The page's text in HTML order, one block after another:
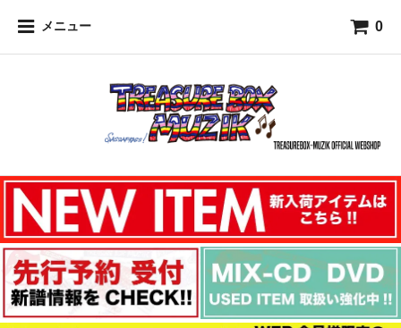
メニュー 0